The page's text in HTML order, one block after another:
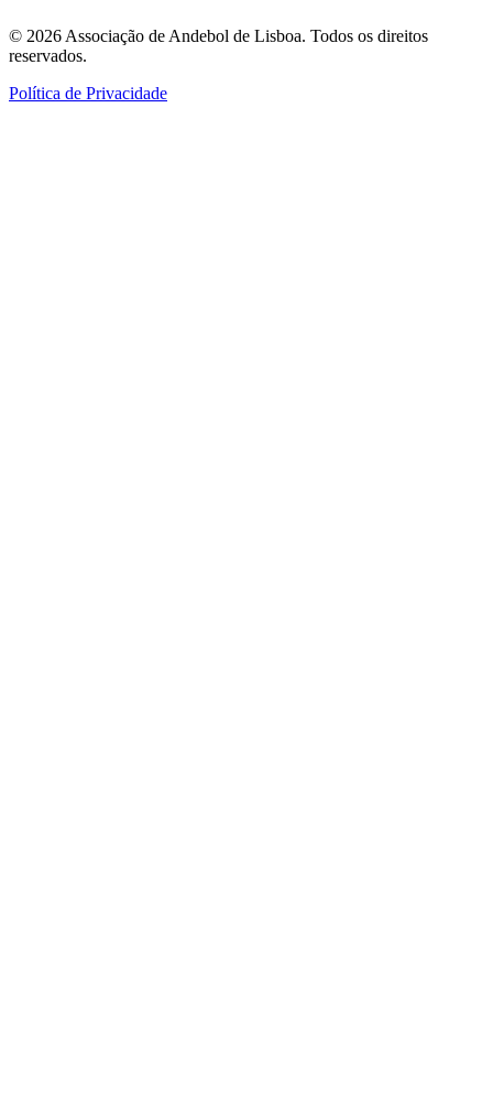
© 2026 Associação de Andebol de Lisboa. Todos os direitos
reservados.
Política de Privacidade